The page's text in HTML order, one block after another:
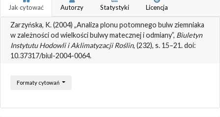
Jak cytować Autorzy Statystyki Licencja
Zarzyńska, K. (2004) „Analiza plonu potomnego bulw ziemniaka
w zależności od wielkości bulwy matecznej i odmiany”, Biuletyn
Instytutu Hodowli i Aklimatyzacji Roślin, (232), s. 15–21. doi:
10.37317/biul-2004-0064.
Formaty cytowań